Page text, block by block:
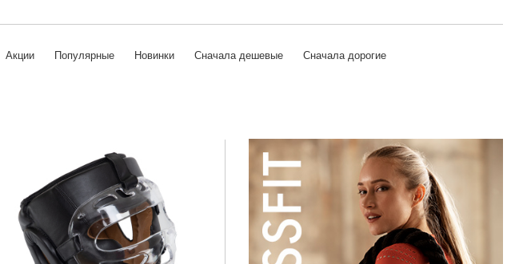
Акции Популярные Новинки Сначала дешевые Сначала дорогие